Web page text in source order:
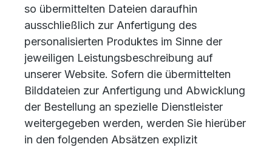
so übermittelten Dateien daraufhin
ausschließlich zur Anfertigung des
personalisierten Produktes im Sinne der
jeweiligen Leistungsbeschreibung auf
unserer Website. Sofern die übermittelten
Bilddateien zur Anfertigung und Abwicklung
der Bestellung an spezielle Dienstleister
weitergegeben werden, werden Sie hierüber
in den folgenden Absätzen explizit